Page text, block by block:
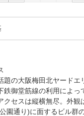
題の大阪梅田北ヤードエ
鉄御堂筋線の利用によっ
クセスは縦横無尽。外観
園通り)に面するビル群